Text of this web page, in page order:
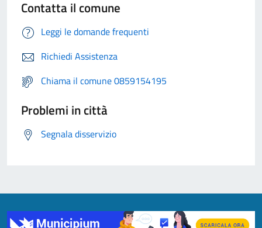
Contatta il comune
Leggi le domande frequenti
Richiedi Assistenza
Chiama il comune 0859154195
Problemi in città
Segnala disservizio